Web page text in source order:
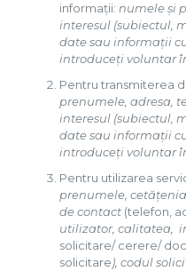
informații: numele și
interesul (subiectul,
date sau informații
introduceți voluntar
Pentru transmiterea
prenumele, adresa,
interesul (subiectul,
date sau informații
introduceți voluntar
Pentru utilizarea
prenumele,
de contact (telefon,
utilizator, calitatea,
solicitare/ cerere/
solicitare), codul